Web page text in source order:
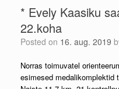
* Evely Kaasiku
22.koha
Posted on 16. aug. 2019
Norras toimuvatel
esimesed medalikomplektid